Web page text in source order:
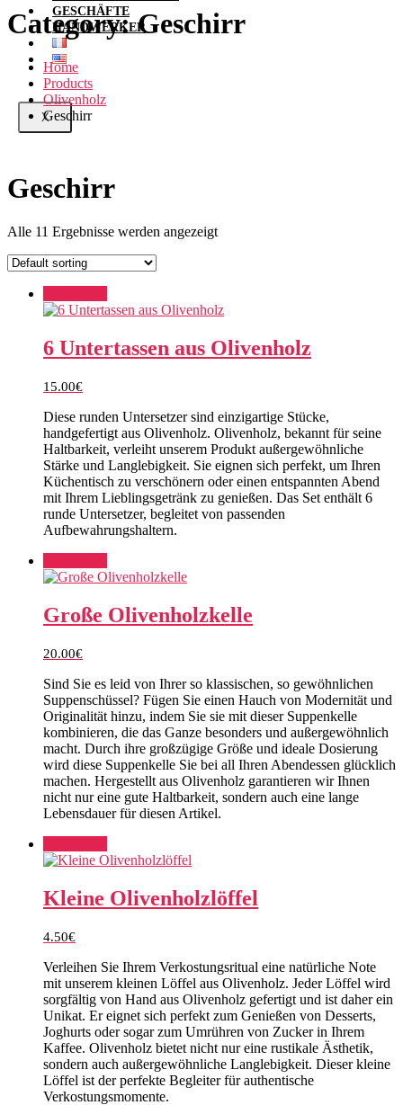
GESCHÄFTE
HANDWERKER
X
Category:Geschirr
Home
Products
Olivenholz
Geschirr
Geschirr
Alle 11 Ergebnisse werden angezeigt
6 Untertassen aus Olivenholz
15.00€
Diese runden Untersetzer sind einzigartige Stücke,
handgefertigt aus Olivenholz. Olivenholz, bekannt für seine
Haltbarkeit, verleiht unserem Produkt außergewöhnliche
Stärke und Langlebigkeit. Sie eignen sich perfekt, um Ihren
Küchentisch zu verschönern oder einen entspannten Abend
mit Ihrem Lieblingsgetränk zu genießen. Das Set enthält 6
runde Untersetzer, begleitet von passenden
Aufbewahrungshaltern.
Große Olivenholzkelle
20.00€
Sind Sie es leid von Ihrer so klassischen, so gewöhnlichen
Suppenschüssel? Fügen Sie einen Hauch von Modernität und
Originalität hinzu, indem Sie sie mit dieser Suppenkelle
kombinieren, die das Ganze besonders und außergewöhnlich
macht. Durch ihre großzügige Größe und ideale Dosierung
wird diese Suppenkelle Sie bei all Ihren Abendessen glücklich
machen. Hergestellt aus Olivenholz garantieren wir Ihnen
nicht nur eine gute Haltbarkeit, sondern auch eine lange
Lebensdauer für diesen Artikel.
Kleine Olivenholzlöffel
4.50€
Verleihen Sie Ihrem Verkostungsritual eine natürliche Note
mit unserem kleinen Löffel aus Olivenholz. Jeder Löffel wird
sorgfältig von Hand aus Olivenholz gefertigt und ist daher ein
Unikat. Er eignet sich perfekt zum Genießen von Desserts,
Joghurts oder sogar zum Umrühren von Zucker in Ihrem
Kaffee. Olivenholz bietet nicht nur eine rustikale Ästhetik,
sondern auch außergewöhnliche Langlebigkeit. Dieser kleine
Löffel ist der perfekte Begleiter für authentische
Verkostungsmomente.